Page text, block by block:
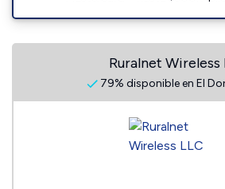
Ruralnet Wireless
79% disponible en El